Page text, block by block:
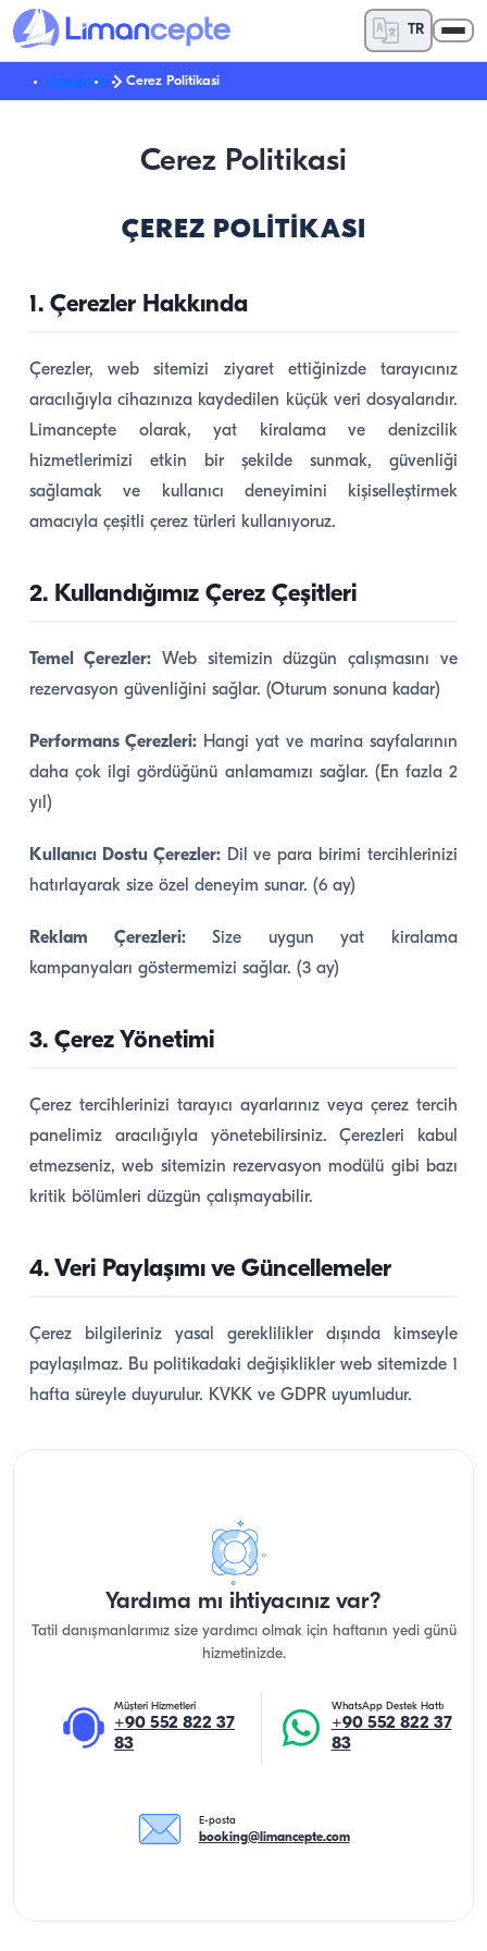
TR
Anasayfa Cerez Politikasi
Cerez Politikasi
ÇEREZ POLITIKASI
1. Çerezler Hakkında
Çerezler, web sitemizi ziyaret ettiğinizde tarayıcınız
aracılığıyla cihazınıza kaydedilen küçük veri dosyalarıdır.
Limancepte olarak, yat kiralama ve denizcilik
hizmetlerimizi etkin bir şekilde sunmak, güvenliği
sağlamak ve kullanıcı deneyimini kişiselleştirmek
amacıyla çeşitli çerez türleri kullanıyoruz.
2. Kullandığımız Çerez Çeşitleri
Temel Çerezler:Web sitemizin düzgün çalışmasını ve
rezervasyon güvenliğini sağlar. (Oturum sonuna kadar)
Performans Çerezleri: Hangi yat ve marina sayfalarının
daha çok ilgi gördüğünü anlamamızı sağlar. (En fazla 2
yıl)
Kullanıcı Dostu Çerezler:Dil ve para birimi tercihlerinizi
hatırlayarak size özel deneyim sunar. (6 ay)
Reklam Çerezleri:Size uygun yat kiralama
kampanyaları göstermemizi sağlar. (3 ay)
3. Çerez Yönetimi
Çerez tercihlerinizi tarayıcı ayarlarınız veya çerez tercih
panelimiz aracılığıyla yönetebilirsiniz. Çerezleri kabul
etmezseniz, web sitemizin rezervasyon modülü gibi bazı
kritik bölümleri düzgün çalışmayabilir.
4. Veri Paylaşımı ve Güncellemeler
Çerez bilgileriniz yasal gereklilikler dışında kimseyle
paylaşılmaz. Bu politikadaki değişiklikler web sitemizde 1
hafta süreyle duyurulur. KVKK ve GDPR uyumludur.
Yardıma mı ihtiyacınız var?
Tatil danışmanlarımız size yardımcı olmak için haftanın yedi günü
hizmetinizde.
Müşteri Hizmetleri
+90 552 822 37
83
WhatsApp Destek Hattı
+90 552 822 37
83
E-posta
booking@limancepte.com